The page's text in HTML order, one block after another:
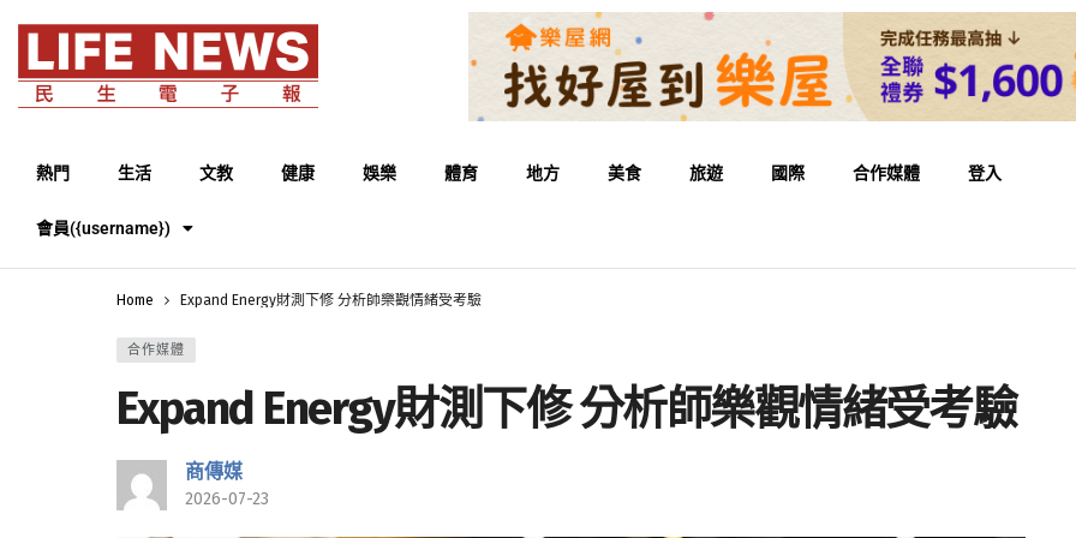
熱門 生活 文教 健康 娛樂 體育 地方 美食 旅遊 國際 合作媒體 登入
會員({username})
Home Expand Energy財測下修 分析師樂觀情緒受考驗
合作媒體
Expand Energy財測下修 分析師樂觀情緒受考驗
商傳媒
2026-07-23